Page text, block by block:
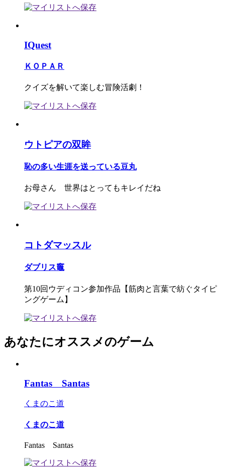
IQuest
ＫＯＰＡＲ
クイズを解いて楽しむ冒険活劇！
ウトピアの双眸
恥の多い生涯を送っている豆丸
お母さん 世界はとってもキレイだね
コトダマッスル
ダブリス竈
第10回ウディコン参加作品【筋肉と言葉で紡ぐタイピ
ングゲーム】
あなたにオススメのゲーム
Fantas Santas
くまのこ道
くまのこ道
Fantas Santas